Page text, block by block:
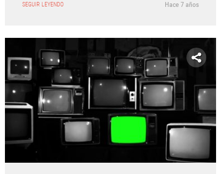
SEGUIR LEYENDO Hace 7 años